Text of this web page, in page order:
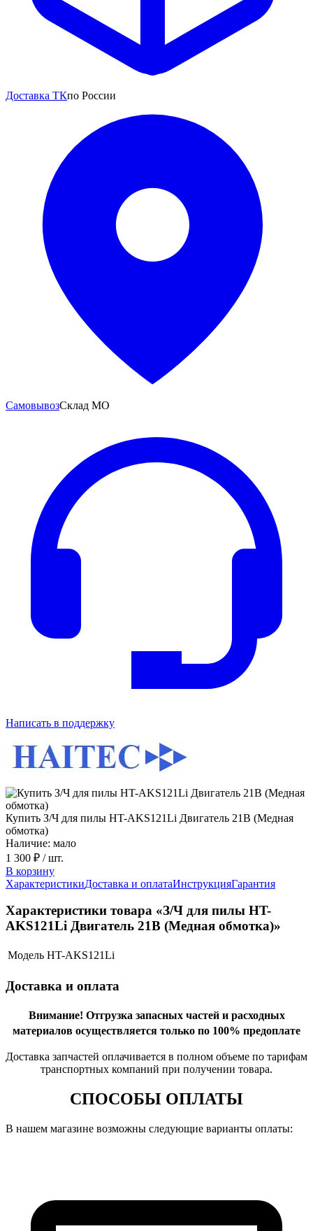
Доставка ТКпо России
СамовывозСклад МО
Написать в поддержку
Купить З/Ч для пилы HT-AKS121Li Двигатель 21В (Медная
обмотка)
Наличие: мало
1 300 ₽ / шт.
В корзину
ХарактеристикиДоставка и оплатаИнструкцияГарантия
Характеристики товара «З/Ч для пилы HT-
AKS121Li Двигатель 21В (Медная обмотка)»
Модель HT-AKS121Li
Доставка и оплата
Внимание! Отгрузка запасных частей и расходных
материалов осуществляется только по 100% предоплате
Доставка запчастей оплачивается в полном объеме по тарифам
транспортных компаний при получении товара.
СПОСОБЫ ОПЛАТЫ
В нашем магазине возможны следующие варианты оплаты: